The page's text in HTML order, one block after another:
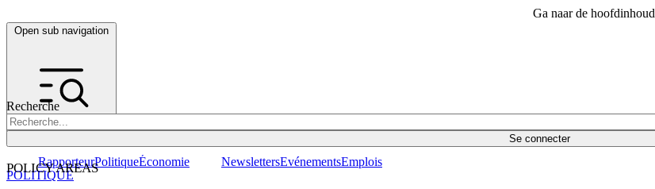
Ga naar de hoofdinhoud
Open sub navigation
Recherche
Se connecter
POLICY AREAS
RapporteurPolitiqueÉconomie NewslettersEvénementsEmplois
POLITIQUE